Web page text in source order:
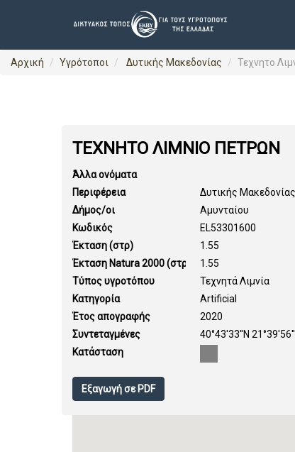
Αρχική Υγρότοποι Δυτικής Μακεδονίας Τεχνητο
ΤΕΧΝΗΤΟ ΛΙΜΝΙΟ ΠΕΤΡΩΝ
Άλλα ονόματα
Περιφέρεια
Δυτικής Μακεδονίας
Δήμος/οι
Αμυνταίου
Κωδικός
EL53301600
Έκταση (στρ)
1.55
Έκταση Natura 2000 (στρ)
1.55
Τύπος υγροτόπου
Τεχνητά Λιμνία
Κατηγορία
Artificial
Έτος απογραφής
2020
Συντεταγμένες
40°43'33''N
Κατάσταση
Εξαγωγή σε PDF